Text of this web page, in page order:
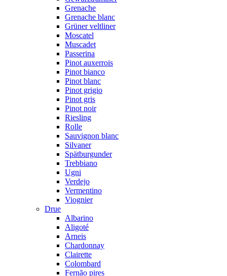
Grenache
Grenache blanc
Grüner veltliner
Moscatel
Muscadet
Passerina
Pinot auxerrois
Pinot bianco
Pinot blanc
Pinot grigio
Pinot gris
Pinot noir
Riesling
Rolle
Sauvignon blanc
Silvaner
Spätburgunder
Trebbiano
Ugni
Verdejo
Vermentino
Viognier
Drue
Albarino
Aligoté
Arneis
Chardonnay
Clairette
Colombard
Fernão pires